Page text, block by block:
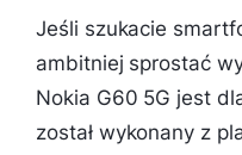
Jeśli szukacie
ambitniej sprostać
Nokia G60 5G jest
został wykonany z